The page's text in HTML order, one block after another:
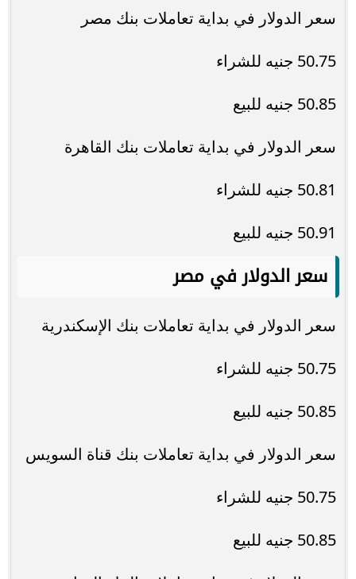
سعر الدولار في بداية تعاملات بنك مصر
50.75 جنيه للشراء
50.85 جنيه للبيع
سعر الدولار في بداية تعاملات بنك القاهرة
50.81 جنيه للشراء
50.91 جنيه للبيع
سعر الدولار في مصر
سعر الدولار في بداية تعاملات بنك الإسكندرية
50.75 جنيه للشراء
50.85 جنيه للبيع
سعر الدولار في بداية تعاملات بنك قناة السويس
50.75 جنيه للشراء
50.85 جنيه للبيع